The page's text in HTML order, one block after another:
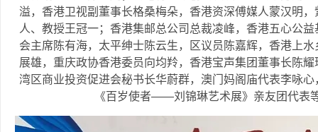
溢，香港卫视副董事长格桑梅朵，香港资深傅媒人蒙汉明
人、教授王冠一；香港集邮总公司总裁凌峰，香港五心公
会主席陈有海，太平绅士陈云生，区议员陈嘉辉，香港上
展雄，重庆政协香港委员向均羚，香港宝声集团董事长陈
湾区商业投资促进会秘书长华蔚群，澳门妈阁庙代表李咏
《百岁使者——刘锦琳艺术展》亲友团代表